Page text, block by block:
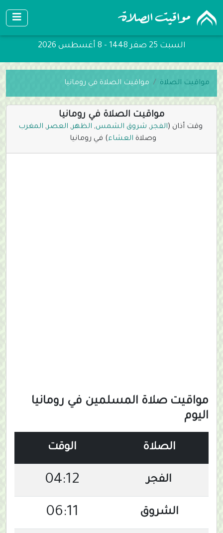
السبت 25 صفر 1448 - 8 أغسطس 2026
مواقيت الصلاة مواقيت الصلاة في رومانيا
مواقيت الصلاة في رومانيا
وقت أذان (الفجر, شروق الشمس, الظهر, العصر, المغرب
وصلاة العشاء) في رومانيا
مواقيت صلاة المسلمين في رومانيا
اليوم
الصلاة الوقت
الفجر 04:12
الشروق 06:11